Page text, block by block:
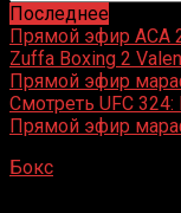
Последнее
Прямой эфир ACA
Zuffa Boxing 2
Прямой эфир
Смотреть UFC
Прямой эфир
Бокс